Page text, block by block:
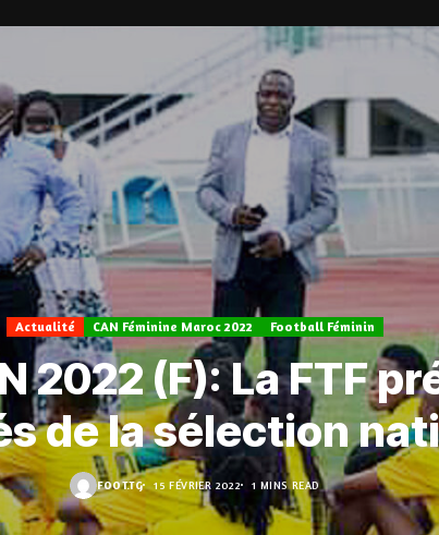
Actualité CAN Féminine Maroc 2022 Football Féminin
2022 (F): La FTF
de la sélection
FOOT.TG 15 FÉVRIER 2022 1 MINS READ